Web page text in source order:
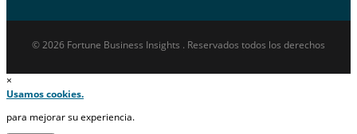
© 2026 Fortune Business Insights . Reservados todos los derechos
×
Usamos cookies.
para mejorar su experiencia.